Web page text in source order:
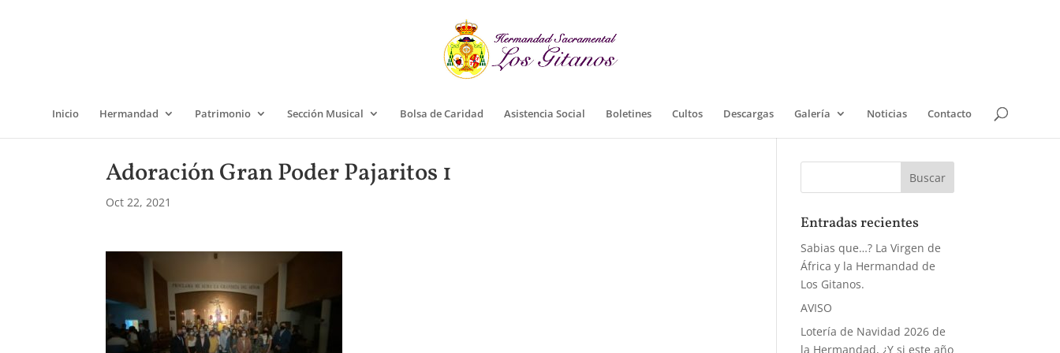
Inicio Hermandad Patrimonio Sección Musical Bolsa de Caridad Asistencia Social Boletines Cultos Descargas Galería Noticias Contacto
Adoración Gran Poder Pajaritos 1
Oct 22, 2021
Entradas recientes
Sabias que…? La Virgen de
África y la Hermandad de
Los Gitanos.
AVISO
Lotería de Navidad 2026 de
la Hermandad, ¿Y si este año